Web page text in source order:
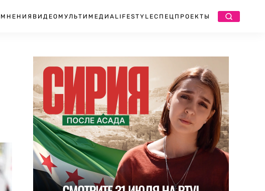
МНЕНИЯ ВИДЕО МУЛЬТИМЕДИА LIFESTYLEСПЕЦПРОЕКТЫ